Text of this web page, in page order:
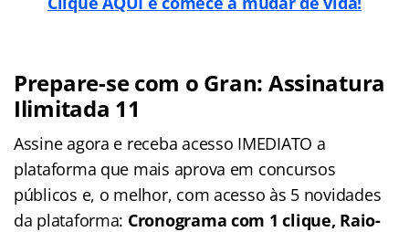
Prepare-se com o Gran: Assinatura
Ilimitada 11
Assine agora e receba acesso IMEDIATO a
plataforma que mais aprova em concursos
públicos e, o melhor, com acesso às 5 novidades
da plataforma: Cronograma com 1 clique, Raio-